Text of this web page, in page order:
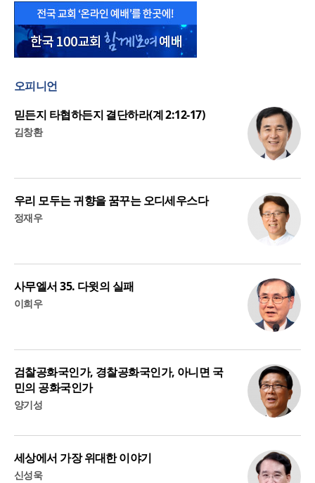
오피니언
믿든지 타협하든지 결단하라(계 2:12-17)
김창환
우리 모두는 귀향을 꿈꾸는 오디세우스다
정재우
사무엘서 35. 다윗의 실패
이희우
검찰공화국인가, 경찰공화국인가, 아니면 국
민의 공화국인가
양기성
세상에서 가장 위대한 이야기
신성욱